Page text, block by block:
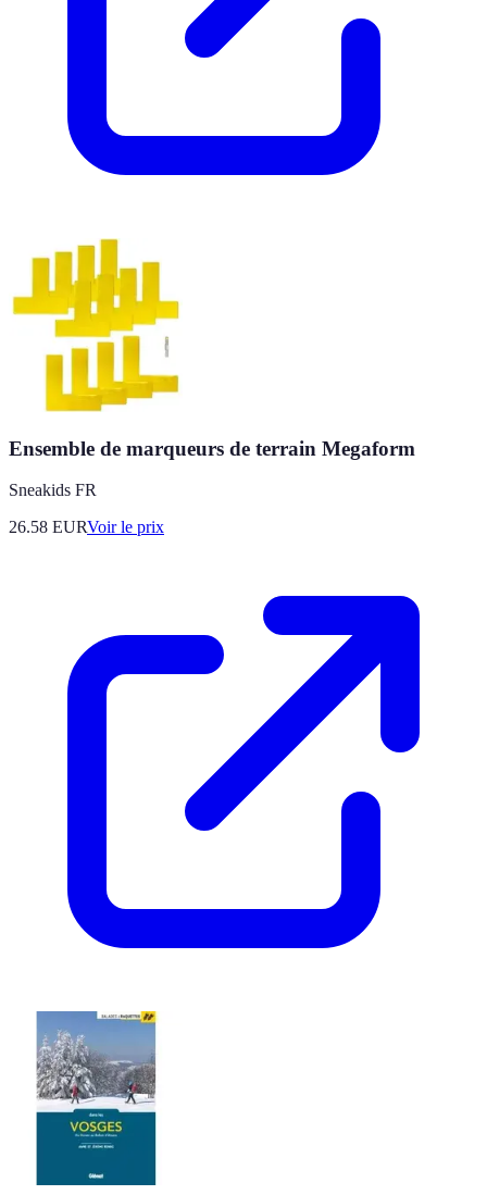
Ensemble de marqueurs de terrain Megaform
Sneakids FR
26.58 EURVoir le prix